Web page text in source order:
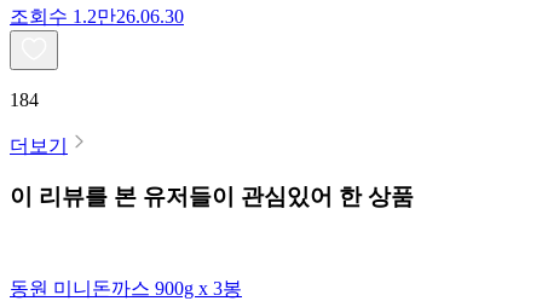
조회수 1.2만26.06.30
184
더보기
이 리뷰를 본 유저들이 관심있어 한 상품
동원 미니돈까스 900g x 3봉